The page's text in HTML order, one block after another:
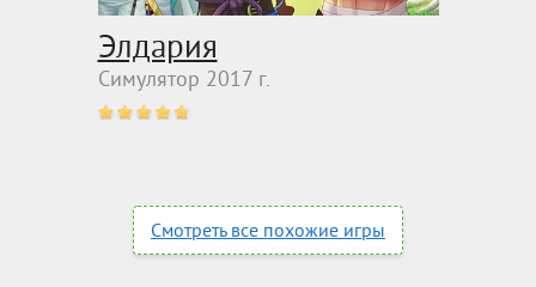
Элдария
Симулятор 2017 г.
Смотреть все похожие игры